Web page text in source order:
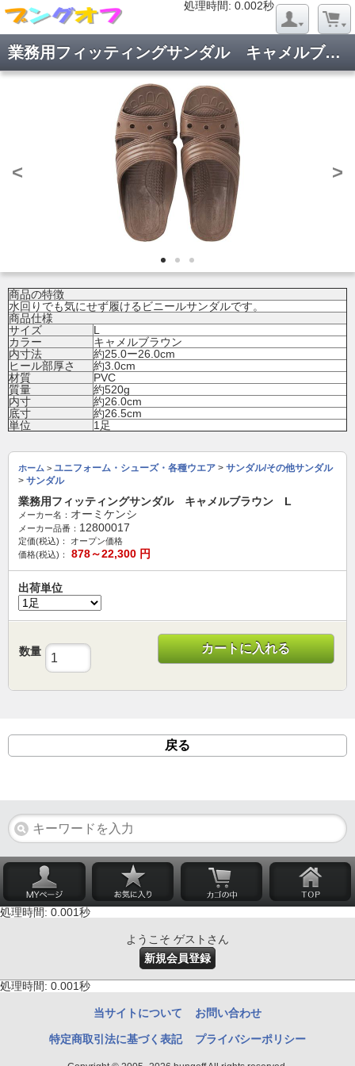
処理時間: 0.002秒
業務用フィッティングサンダル キャメルブラウン L
< >
商品の特徴
水回りでも気にせず履けるビニールサンダルです。
商品仕様
サイズ
L
カラー
キャメルブラウン
内寸法
約25.0ー26.0cm
ヒール部厚さ
約3.0cm
材質
PVC
質量
約520g
内寸
約26.0cm
底寸
約26.5cm
単位
1足
ホーム > ユニフォーム・シューズ・各種ウエア > サンダル/その他サンダル
> サンダル
業務用フィッティングサンダル キャメルブラウン L
メーカー名： オーミケンシ
メーカー品番： 12800017
定価(税込)：
オープン価格
価格(税込)：
878～22,300 円
出荷単位
数量 カートに入れる
戻る
処理時間: 0.001秒
ようこそ ゲストさん
新規会員登録
処理時間: 0.001秒
当サイトについて お問い合わせ
特定商取引法に基づく表記 プライバシーポリシー
処理時間: 0.019秒